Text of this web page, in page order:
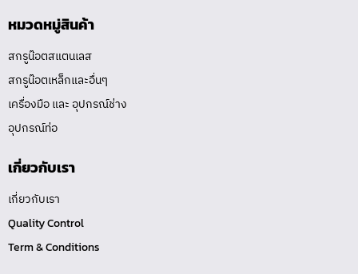
หมวดหมู่สินค้า
สกรูน๊อตสแตนเลส
สกรูน๊อตเหล็กและอื่นๆ
เครื่องมือ และ อุปกรณ์ช่าง
อุปกรณ์ท่อ
เกี่ยวกับเรา
เกี่ยวกับเรา
Quality Control
Term & Conditions